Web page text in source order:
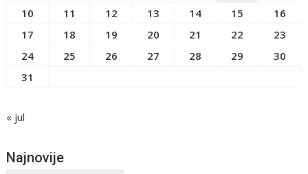
10
11 12 13 14 15
16
17
18 19 20 21 22
23
24
25 26 27 28 29
30
31
« jul
Najnovije